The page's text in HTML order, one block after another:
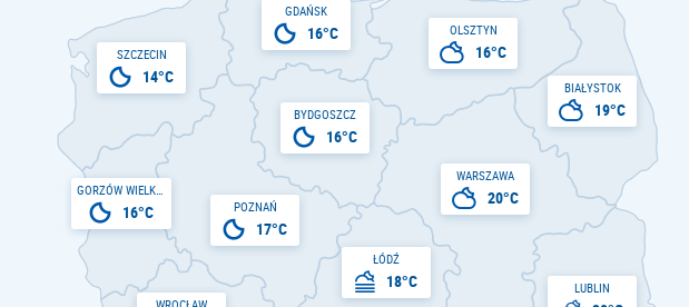
BIAŁYSTOK
19°C
BYDGOSZCZ
16°C
GDAŃSK
16°C
16°C
LUBLIN
ŁÓDŹ
18°C
OLSZTYN
16°C
POZNAŃ
17°C
SZCZECIN
14°C
WARSZAWA
20°C